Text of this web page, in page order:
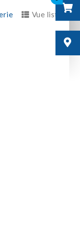
Vue liste